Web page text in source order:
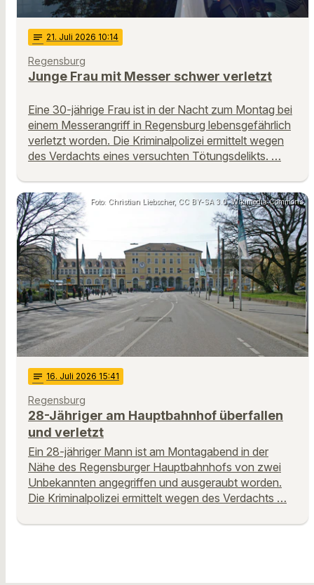
notes 21. Juli 2026 10:14
Regensburg
Junge Frau mit Messer schwer verletzt
Eine 30-jährige Frau ist in der Nacht zum Montag bei
einem Messerangriff in Regensburg lebensgefährlich
verletzt worden. Die Kriminalpolizei ermittelt wegen
des Verdachts eines versuchten Tötungsdelikts. …
Foto: Christian Liebscher, CC BY-SA 3.0, Wikimedia Commons
notes 16. Juli 2026 15:41
Regensburg
28-Jähriger am Hauptbahnhof überfallen
und verletzt
Ein 28-jähriger Mann ist am Montagabend in der
Nähe des Regensburger Hauptbahnhofs von zwei
Unbekannten angegriffen und ausgeraubt worden.
Die Kriminalpolizei ermittelt wegen des Verdachts …